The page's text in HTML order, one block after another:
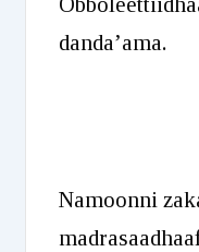
danda’ama.
Namoonni